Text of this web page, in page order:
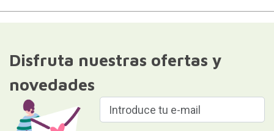
Disfruta nuestras ofertas y
novedades